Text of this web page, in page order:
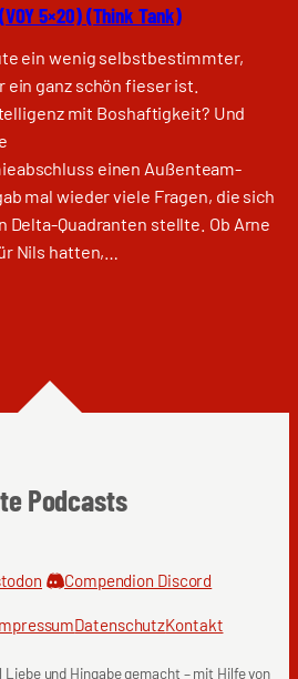
5×20) (Think Tank)
ein wenig selbstbestimmter,
ganz schön fieser ist.
mit Boshaftigkeit? Und
einen Außenteam-
mal wieder viele Fragen, die sich
Delta-Quadranten stellte. Ob Arne
Nils hatten,…
Podcasts
Compendion Discord
DatenschutzKontakt
und Hingabe gemacht – mit Hilfe von